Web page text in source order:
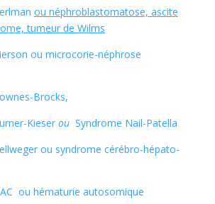
ou néphroblastomatose, ascite
tumeur de Wilms
ou microcorie-néphrose
Brocks,
Kieser ouSyndrome Nail-Patella
ou syndrome cérébro-hépato-
ou hématurie autosomique